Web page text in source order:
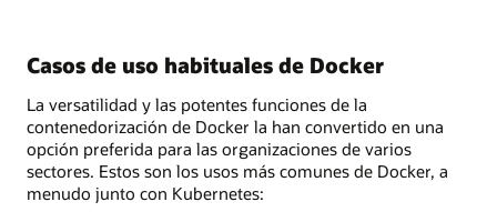
Casos de uso habituales de Docker
La versatilidad y las potentes funciones de la
contenedorización de Docker la han convertido en una
opción preferida para las organizaciones de varios
sectores. Estos son los usos más comunes de Docker, a
menudo junto con Kubernetes: